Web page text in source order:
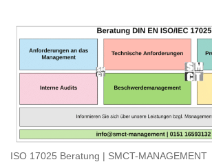
ISO 17025 Beratung | SMCT-MANAGEMENT